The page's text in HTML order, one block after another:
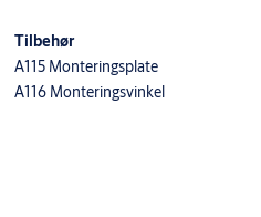
Tilbehør
A115 Monteringsplate
A116 Monteringsvinkel